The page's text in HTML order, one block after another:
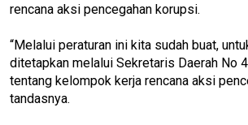
rencana aksi pencegahan korupsi.
“Melalui peraturan ini kita sudah buat,
ditetapkan melalui Sekretaris Daerah No
tentang kelompok kerja rencana aksi
tandasnya.